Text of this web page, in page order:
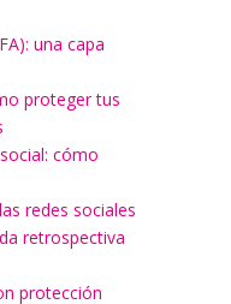
una capa
proteger tus
cómo
redes sociales
retrospectiva
protección